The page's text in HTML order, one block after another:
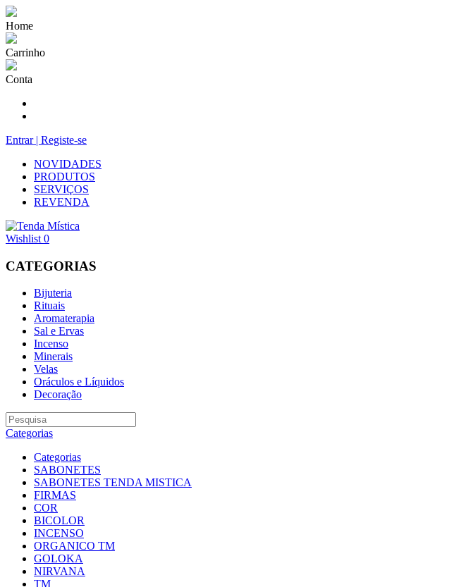
Home
Carrinho
Conta
Entrar | Registe-se
NOVIDADES
PRODUTOS
SERVIÇOS
REVENDA
Wishlist 0
CATEGORIAS
Bijuteria
Rituais
Aromaterapia
Sal e Ervas
Incenso
Minerais
Velas
Oráculos e Líquidos
Decoração
Categorias
Categorias
SABONETES
SABONETES TENDA MISTICA
FIRMAS
COR
BICOLOR
INCENSO
ORGANICO TM
GOLOKA
NIRVANA
TM